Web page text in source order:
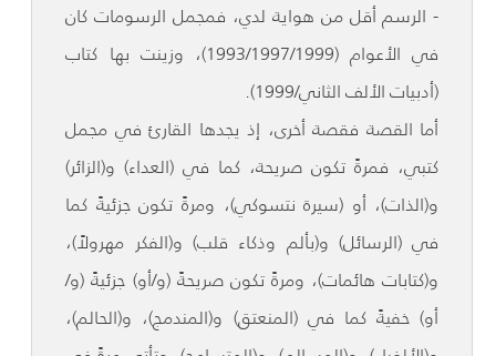
- الرسم أقل من هواية لدي، فمجمل الرسومات كان
في الأعوام (1993/1997/1999)، وزينت بها كتاب
(أدبيات الألف الثاني/1999).
أما القصة فقصة أخرى، إذ يجدها القارئ في مجمل
كتبي، فمرةً تكون صريحة، كما في (العداء) و(الزائر)
و(الذات)، أو (سيرة نتسوكي)، ومرةً تكون جزئيةً كما
في (الرسائل) و(بألم وذكاء قلب) و(الفكر مهرولاً)،
و(كتابات هائمات)، ومرةً تكون صريحةً (و/أو) جزئيةً (و/
أو) خفيةً كما في (المنعتق) و(المندمج)، و(الحالم)،